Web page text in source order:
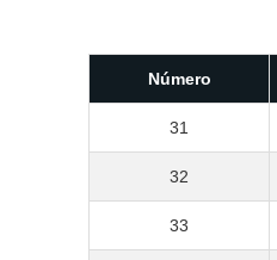
Número
31
32
33